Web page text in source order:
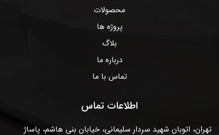
محصولات
پروژه ها
بلاگ
درباره ما
تماس با ما
اطلاعات تماس
تهران، اتوبان شهید سردار سلیمانی، خیابان بنی هاشم، پاساژ